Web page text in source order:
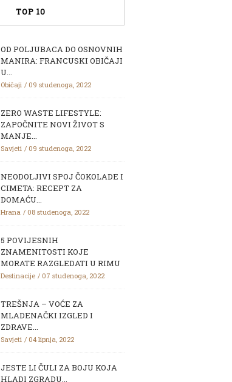
TOP 10
OD POLJUBACA DO OSNOVNIH
MANIRA: FRANCUSKI OBIČAJI
U...
Običaji 09 studenoga, 2022
ZERO WASTE LIFESTYLE:
ZAPOČNITE NOVI ŽIVOT S
MANJE...
Savjeti 09 studenoga, 2022
NEODOLJIVI SPOJ ČOKOLADE I
CIMETA: RECEPT ZA
DOMAĆU...
Hrana 08 studenoga, 2022
5 POVIJESNIH
ZNAMENITOSTI KOJE
MORATE RAZGLEDATI U RIMU
Destinacije 07 studenoga, 2022
TREŠNJA – VOĆE ZA
MLADENAČKI IZGLED I
ZDRAVE...
Savjeti 04 lipnja, 2022
JESTE LI ČULI ZA BOJU KOJA
HLADI ZGRADU...